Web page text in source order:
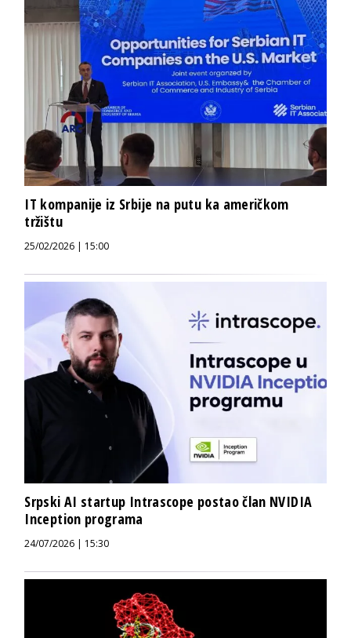
IT kompanije iz Srbije na putu ka američkom
tržištu
25/02/2026 | 15:00
Srpski AI startup Intrascope postao član NVIDIA
Inception programa
24/07/2026 | 15:30